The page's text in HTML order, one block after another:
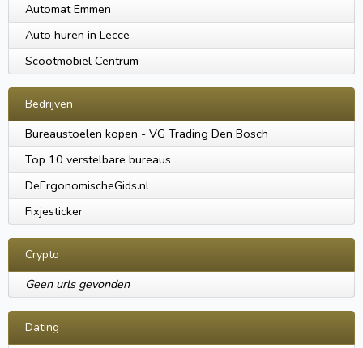
Automat Emmen
Auto huren in Lecce
Scootmobiel Centrum
Bedrijven
Bureaustoelen kopen - VG Trading Den Bosch
Top 10 verstelbare bureaus
DeErgonomischeGids.nl
Fixjesticker
Crypto
Geen urls gevonden
Dating